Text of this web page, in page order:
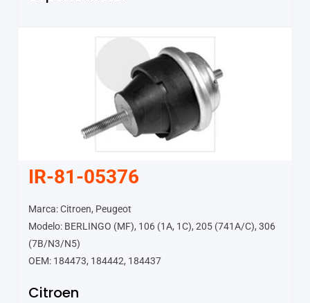
IR-81-05376
Marca: Citroen, Peugeot
Modelo: BERLINGO (MF), 106 (1A, 1C), 205 (741A/C), 306
(7B/N3/N5)
OEM: 184473, 184442, 184437
Citroen